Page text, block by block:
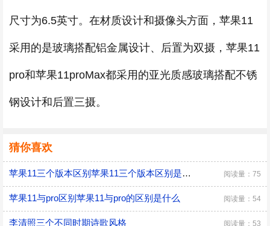
尺寸为6.5英寸。在材质设计和摄像头方面，苹果11
采用的是玻璃搭配铝金属设计、后置为双摄，苹果11
pro和苹果11proMax都采用的亚光质感玻璃搭配不锈
钢设计和后置三摄。
猜你喜欢
苹果11三个版本区别苹果11三个版本区别是什么 阅读量：75
苹果11与pro区别苹果11与pro的区别是什么 阅读量：54
李清照三个不同时期诗歌风格 阅读量：53